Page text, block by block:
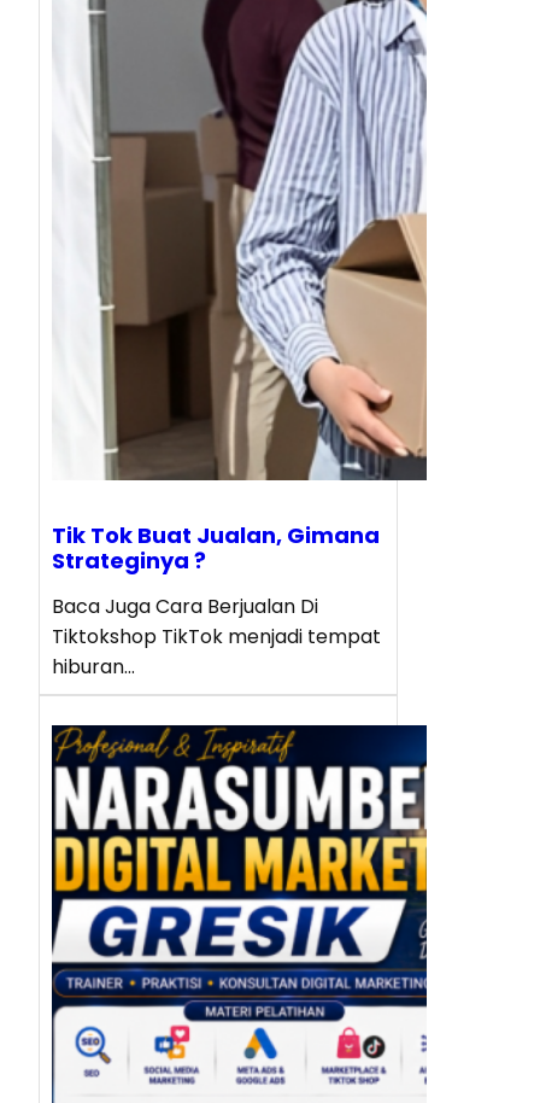
Tik Tok Buat Jualan, Gimana
Strateginya ?
Baca Juga Cara Berjualan Di
Tiktokshop TikTok menjadi tempat
hiburan…